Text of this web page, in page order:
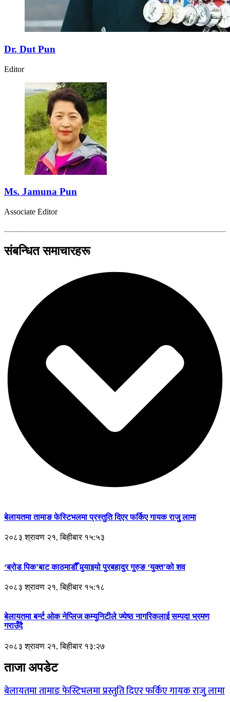
Dr. Dut Pun
Editor
Ms. Jamuna Pun
Associate Editor
संबन्धित समाचारहरू
बेलायतमा तामाङ फेस्टिभलमा प्रस्तुति दिएर फर्किए गायक राजुु लामा
२०८३ श्रावण २१, बिहीबार १५:५३
‘ब्रोड पिक’बाट काठमाडौँ पुर्‍याइयो पुरबहादुर गुरुङ ‘युक्त’को शव
२०८३ श्रावण २१, बिहीबार १५:१८
बेलायतमा बर्न्ट ओक नेप्लिज कम्युनिटीले ज्येष्ठ नागरिकलाई सम्पदा भ्रमण
गराउँदै
२०८३ श्रावण २१, बिहीबार १३:२७
ताजा अपडेट
बेलायतमा तामाङ फेस्टिभलमा प्रस्तुति दिएर फर्किए गायक राजुु लामा